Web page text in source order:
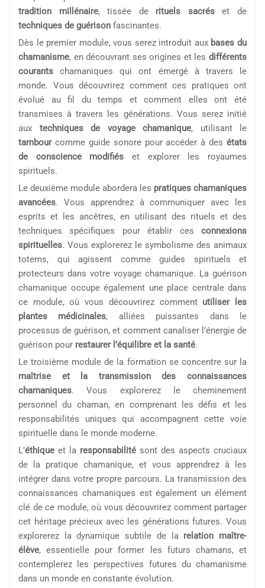
tradition millénaire, tissée derituels sacréset de
techniques de guérison fascinantes.
Dès le premier module, vous serez introduit aux bases du
chamanisme, en découvrant ses origines et les différents
courants chamaniques qui ont émergé à travers le
monde. Vous découvrirez comment ces pratiques ont
évolué au fil du temps et comment elles ont été
transmises à travers les générations. Vous serez initié
aux techniques de voyage chamanique, utilisant le
tambourcomme guide sonore pour accéder à des états
de conscience modifiés et explorer les royaumes
spirituels.
Le deuxième module abordera les pratiques chamaniques
avancées. Vous apprendrez à communiquer avec les
esprits et les ancêtres, en utilisant des rituels et des
techniques spécifiques pour établir ces connexions
spirituelles. Vous explorerez le symbolisme des animaux
totems, qui agissent comme guides spirituels et
protecteurs dans votre voyage chamanique. La guérison
chamanique occupe également une place centrale dans
ce module, où vous découvrirez comment utiliser les
plantes médicinales, alliées puissantes dans le
processus de guérison, et comment canaliser l’énergie de
guérison pour restaurer l’équilibre et la santé.
Le troisième module de la formation se concentre sur la
maîtrise et la transmission des connaissances
chamaniques. Vous explorerez le cheminement
personnel du chaman, en comprenant les défis et les
responsabilités uniques qui accompagnent cette voie
spirituelle dans le monde moderne.
L’éthique et la responsabilité sont des aspects cruciaux
de la pratique chamanique, et vous apprendrez à les
intégrer dans votre propre parcours. La transmission des
connaissances chamaniques est également un élément
clé de ce module, où vous découvrirez comment partager
cet héritage précieux avec les générations futures. Vous
explorerez la dynamique subtile de la relation maître-
élève, essentielle pour former les futurs chamans, et
contemplerez les perspectives futures du chamanisme
dans un monde en constante évolution.